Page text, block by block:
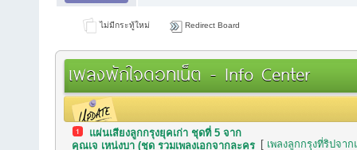
ไม่มีกระทู้ใหม่ Redirect Board
เพลงพักใจดอทเน็ต - Info Center
กระทู้เมื่อเร็วๆ นี้
แผ่นเสียงลูกกรุงยุคเก่า ชุดที่ 5 จาก
คุณเจ เหน่งบา (ชุด รวมเพลงเอกจากละคร
[ เพลงลูกกรุงที่ริปจาก